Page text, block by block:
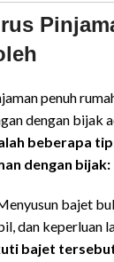
penuh
dengan bijak
beberapa
dengan bijak:
bajet
dan keperluan
bajet